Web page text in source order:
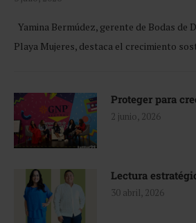
Yamina Bermúdez, gerente de Bodas de
Playa Mujeres, destaca el crecimiento
Proteger para
2 junio, 2026
Lectura
30 abril, 2026